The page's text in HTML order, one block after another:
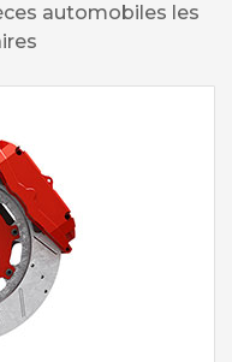
automobiles les